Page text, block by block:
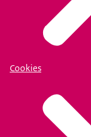
Cookies